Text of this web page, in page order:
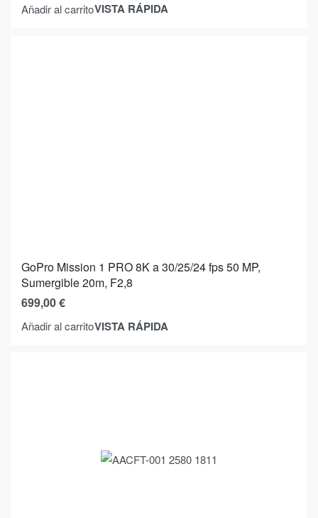
Añadir al carritoVISTA RÁPIDA
GoPro Mission 1 PRO 8K a 30/25/24 fps 50 MP,
Sumergible 20m, F2,8
699,00€
Añadir al carritoVISTA RÁPIDA